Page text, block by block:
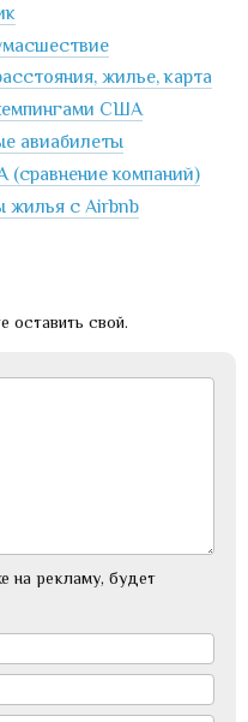
жилье, карта
США
авиабилеты
компаний)
жилья с Airbnb
оставить свой.
на рекламу, будет